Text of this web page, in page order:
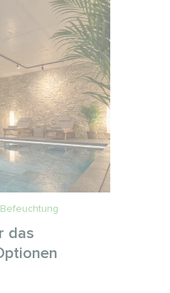
das